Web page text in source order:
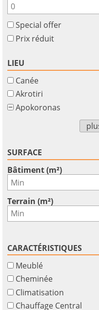
Special offer
Prix réduit
LIEU
Canée
Akrotiri
Apokoronas
SURFACE
Bâtiment (m²)
Terrain (m²)
CARACTÉRISTIQUES
Meublé
Cheminée
Climatisation
Chauffage Central
USD - $
GBP - £
Sauvegarder
Ελληνικά
Français
Deutsch
plait
S'
inscrire
pour
utiliser
cette
fonctionnalité
n'
aavez
pas
un
compte?
S'